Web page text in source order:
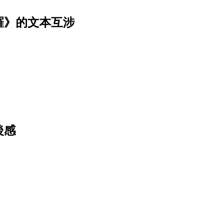
》的文本互涉
感